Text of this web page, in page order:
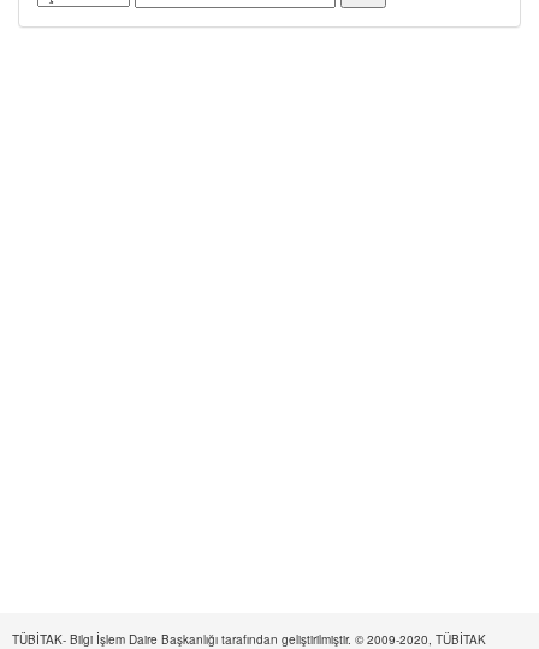
TÜBİTAK- Bilgi İşlem Daire Başkanlığı tarafından geliştirilmiştir. © 2009-2020, TÜBİTAK